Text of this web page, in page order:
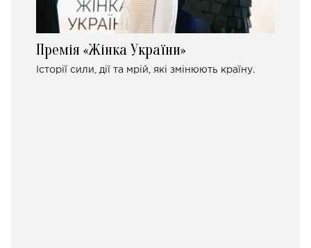
Премія «Жінка України»
Історії сили, дії та мрій, які змінюють країну.